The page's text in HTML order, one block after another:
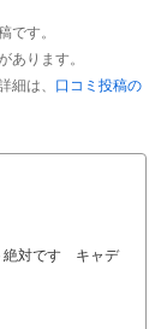
です。
あります。
細は、 口コミ投稿の
絶対です キャデ